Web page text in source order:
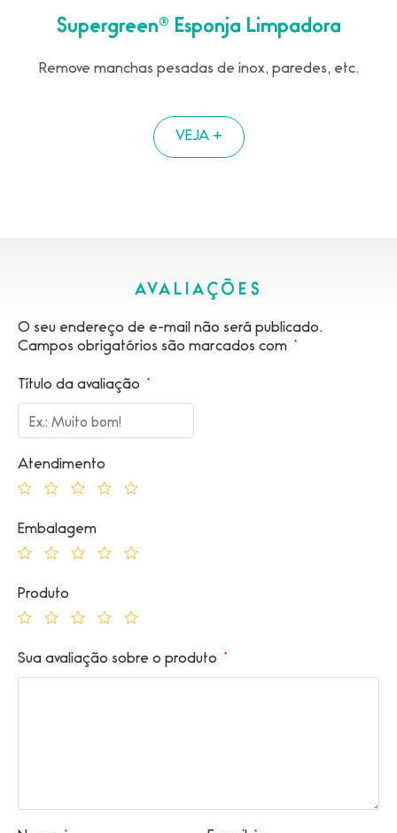
Supergreen® Esponja Limpadora
Remove manchas pesadas de inox, paredes, etc.
VEJA +
AVALIAÇÕES
O seu endereço de e-mail não será publicado.
Campos obrigatórios são marcados com
*
Título da avaliação *
Atendimento
Embalagem
Produto
Sua avaliação sobre o produto *